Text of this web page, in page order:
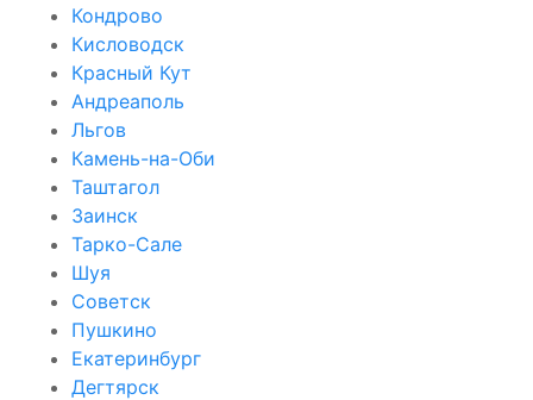
Кондрово
Кисловодск
Красный Кут
Андреаполь
Льгов
Камень-на-Оби
Таштагол
Заинск
Тарко-Сале
Шуя
Советск
Пушкино
Екатеринбург
Дегтярск